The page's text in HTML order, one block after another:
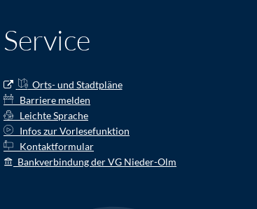
auszublenden
auszublenden
Service
Orts- und Stadtpläne
Barriere melden
Leichte Sprache
Infos zur Vorlesefunktion
Kontaktformular
Bankverbindung der VG Nieder-Olm